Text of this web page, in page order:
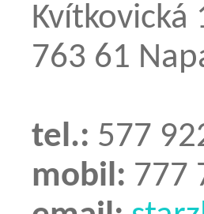
Kvítkovická
763 61
tel.: 577
mobil: 777